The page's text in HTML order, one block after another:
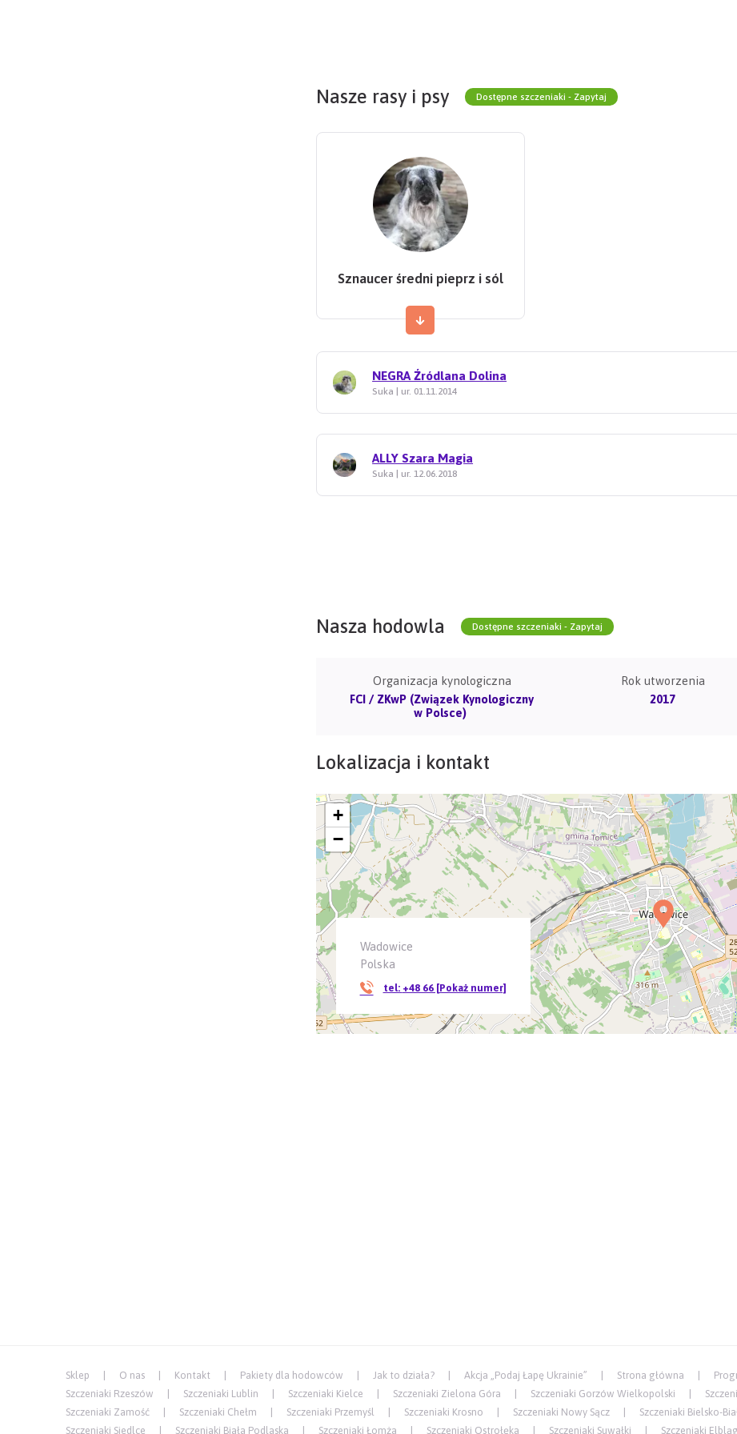
Nasze rasy i psy Dostępne szczeniaki - Zapytaj
Sznaucer średni pieprz i sól
NEGRA Źródlana Dolina
Suka | ur. 01.11.2014
ALLY Szara Magia
Suka | ur. 12.06.2018
Nasza hodowla Dostępne szczeniaki - Zapytaj
Organizacja kynologiczna
FCI / ZKwP (Związek Kynologiczny
w Polsce)
Rok utworzenia
2017
Lokalizacja i kontakt
Wadowice
Polska
tel: +48 66 [Pokaż numer]
+
−
Sklep O nas Kontakt Pakiety dla hodowców Jak to działa? Akcja „Podaj Łapę Ukrainie” Strona główna
Szczeniaki Rzeszów
Szczeniaki Lublin Szczeniaki Kielce Szczeniaki Zielona Góra Szczeniaki Gorzów Wielkopolski
Szczeniaki Zamość
Szczeniaki Chełm Szczeniaki Przemyśl Szczeniaki Krosno Szczeniaki Nowy Sącz Szczeniaki Bielsko-
Szczeniaki Siedlce
Szczeniaki Biała Podlaska Szczeniaki Łomża Szczeniaki Ostrołęka Szczeniaki Suwałki Szczeniaki Elbląg